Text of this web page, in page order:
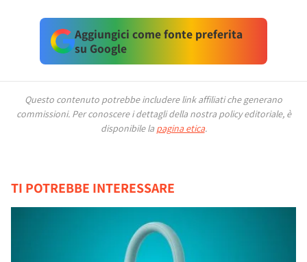
Aggiungici come fonte preferita
su Google
Questo contenuto potrebbe includere link affiliati che generano
commissioni. Per conoscere i dettagli della nostra policy editoriale, è
disponibile la pagina etica.
TI POTREBBE INTERESSARE